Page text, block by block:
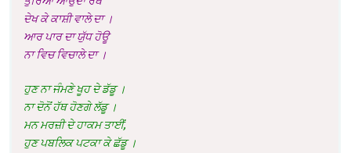
ਦੇਖ ਕੇ ਕਾਸ਼ੀ ਵਾਲੇ ਦਾ ।
ਆਰ ਪਾਰ ਦਾ ਯੁੱਧ ਹੋਊ
ਨਾ ਵਿਚ ਵਿਚਾਲੇ ਦਾ ।
ਹੁਣ ਨਾ ਜੰਮਣੇ ਖੂਹ ਦੇ ਡੱਡੂ ।
ਨਾ ਦੋਨੋਂ ਹੱਥ ਹੋਣਗੇ ਲੱਡੂ ।
ਮਨ ਮਰਜ਼ੀ ਦੇ ਹਾਕਮ ਤਾਈਂ,
ਹੁਣ ਪਬਲਿਕ ਪਟਕਾ ਕੇ ਛੱਡੂ ।